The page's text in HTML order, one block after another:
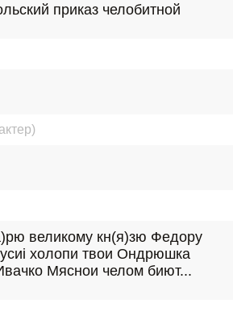
приказ челобитной
великому кн(я)зю Федору
холопи твои Ондрюшка
Мяснои челом биют...